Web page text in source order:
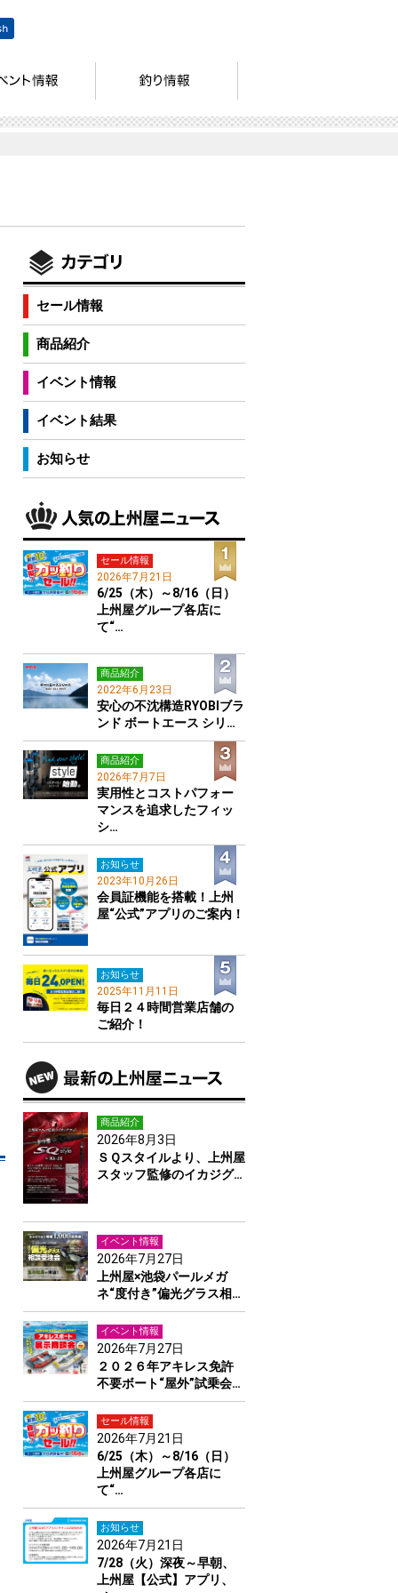
セール情報
商品紹介
イベント情報
イベント結果
お知らせ
セール情報
2026年7月21日
6/25（木）～8/16（日）
上州屋グループ各店に
て“…
商品紹介
2022年6月23日
安心の不沈構造RYOBIブラ
ンド ボートエース シリ…
商品紹介
2026年7月7日
実用性とコストパフォー
マンスを追求したフィッ
シ…
お知らせ
2023年10月26日
会員証機能を搭載！上州
屋“公式”アプリのご案内！
お知らせ
2025年11月11日
毎日２４時間営業店舗の
ご紹介！
商品紹介
2026年8月3日
ＳＱスタイルより、上州屋
スタッフ監修のイカジグ…
イベント情報
2026年7月27日
上州屋×池袋パールメガ
ネ“度付き”偏光グラス相…
イベント情報
2026年7月27日
２０２６年アキレス免許
不要ボート“屋外”試乗会…
セール情報
2026年7月21日
6/25（木）～8/16（日）
上州屋グループ各店に
て“…
お知らせ
2026年7月21日
7/28（火）深夜～早朝、
上州屋【公式】アプリ、